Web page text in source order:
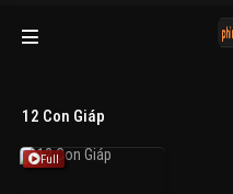
12 Con Giáp
Full